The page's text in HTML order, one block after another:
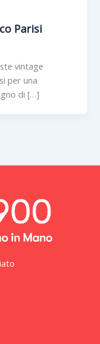
Parisi
vintage
per una
di […]